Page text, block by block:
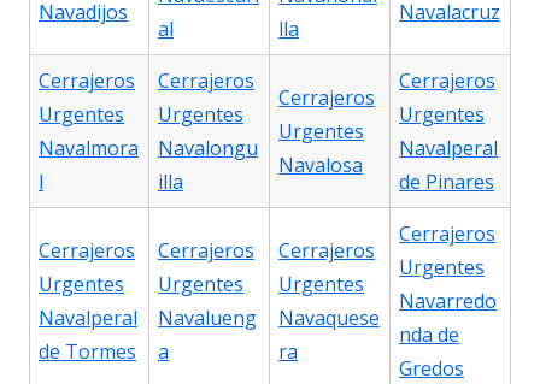
Navadijos
al
lla
Navalacruz
Cerrajeros
Urgentes
Navalmora
l
Cerrajeros
Urgentes
Navalongu
illa
Cerrajeros
Urgentes
Navalosa
Cerrajeros
Urgentes
Navalperal
de Pinares
Cerrajeros
Urgentes
Navalperal
de Tormes
Cerrajeros
Urgentes
Navalueng
a
Cerrajeros
Urgentes
Navaquese
ra
Cerrajeros
Urgentes
Navarredo
nda de
Gredos